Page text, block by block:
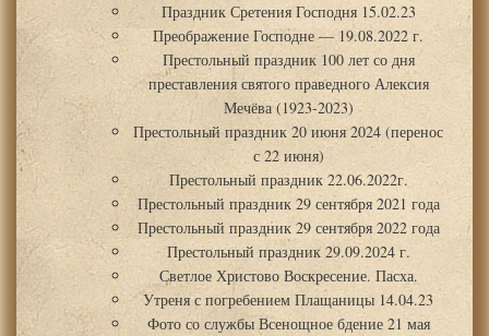
Праздник Сретения Господня 15.02.23
Преображение Господне — 19.08.2022 г.
Престольный праздник 100 лет со дня
преставления святого праведного Алексия
Мечёва (1923-2023)
Престольный праздник 20 июня 2024 (перенос
с 22 июня)
Престольный праздник 22.06.2022г.
Престольный праздник 29 сентября 2021 года
Престольный праздник 29 сентября 2022 года
Престольный праздник 29.09.2024 г.
Светлое Христово Воскресение. Пасха.
Утреня с погребением Плащаницы 14.04.23
Фото со службы Всенощное бдение 21 мая